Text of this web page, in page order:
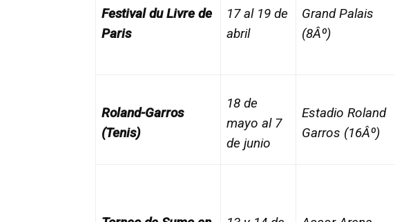
Festival du Livre de
Paris
17 al 19 de
abril
Grand Palais
(8Âº)
Roland-Garros
(Tenis)
18 de
mayo al 7
de junio
Estadio Roland
Garros (16Âº)